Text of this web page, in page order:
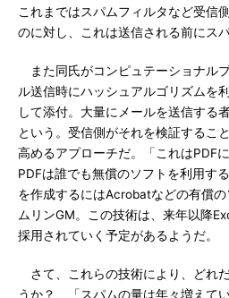
これまではスパムフィルタなど受信
のに対し、これは送信される前にス
また同氏がコンピュテーショナル
ル送信時にハッシュアルゴリズムを
して添付。大量にメールを送信する
という。受信側がそれを検証するこ
高めるアプローチだ。「これはPDF
PDFは誰でも無償のソフトを利用す
を作成するにはAcrobatなどの有償
ムリンGM。この技術は、来年以降
採用されていく予定があるようだ。
さて、これらの技術により、どれ
うか？ 「スパムの量は年々増えて